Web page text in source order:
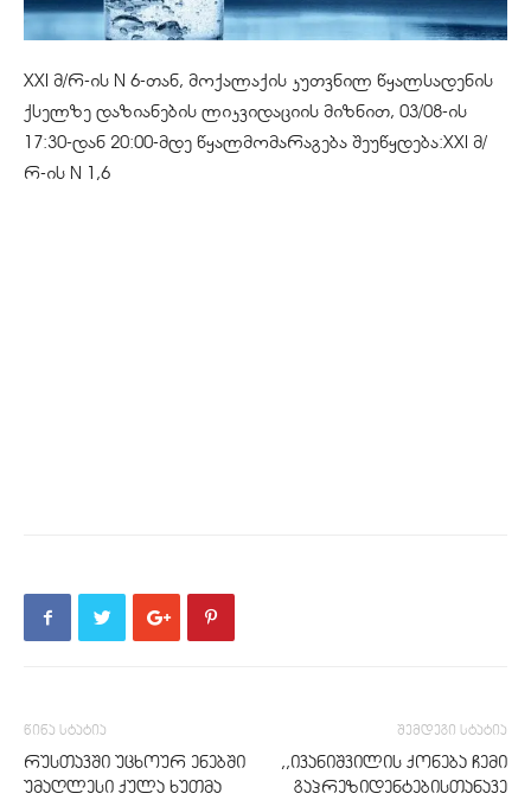
XXI მ/რ-ის N 6-თან, მოქალაქის კუთვნილ წყალსადენის
ქსელზე დაზიანების ლიკვიდაციის მიზნით, 03/08-ის
17:30-დან 20:00-მდე წყალმომარაგება შეუწყდება:XXI მ/
რ-ის N 1,6
წინა სტატია
რუსთავში უცხოურ ენებში
უმაღლესი ქულა ხუთმა
შემდეგი სტატია
,,ივანიშვილის ქონება ჩემი
გაპრეზიდენტებისთანავე